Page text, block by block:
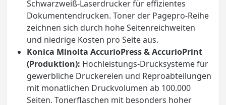
Schwarzweiß-Laserdrucker für effizientes
Dokumentendrucken. Toner der Pagepro-Reihe
zeichnen sich durch hohe Seitenreichweiten
und niedrige Kosten pro Seite aus.
Konica Minolta AccurioPress & AccurioPrint
(Produktion): Hochleistungs-Drucksysteme für
gewerbliche Druckereien und Reproabteilungen
mit monatlichen Druckvolumen ab 100.000
Seiten. Tonerflaschen mit besonders hoher